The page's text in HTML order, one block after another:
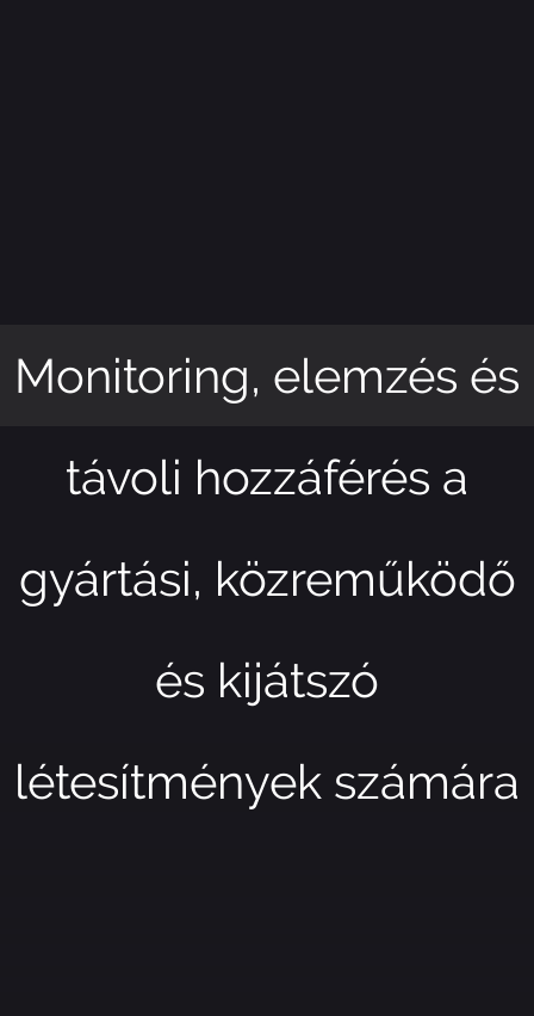
Monitoring, elemzés és
távoli hozzáférés a
gyártási, közreműködő
és kijátszó
létesítmények számára